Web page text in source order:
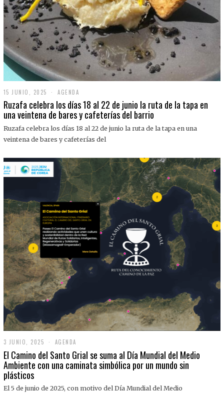
15 JUNIO, 2025
J
U
I
O
0
2
5
AGENDA
Ruzafa celebra los días 18 al 22 de junio la ruta de la tapa en
una veintena de bares y cafeterías del barrio
Ruzafa celebra los días 18 al 22 de junio la ruta de la tapa en una
veintena de bares y cafeterías del
3 JUNIO, 2025
J
U
N
,
AGENDA
El Camino del Santo Grial se suma al Día Mundial del Medio
Ambiente con una caminata simbólica por un mundo sin
plásticos
El 5 de junio de 2025, con motivo del Día Mundial del Medio